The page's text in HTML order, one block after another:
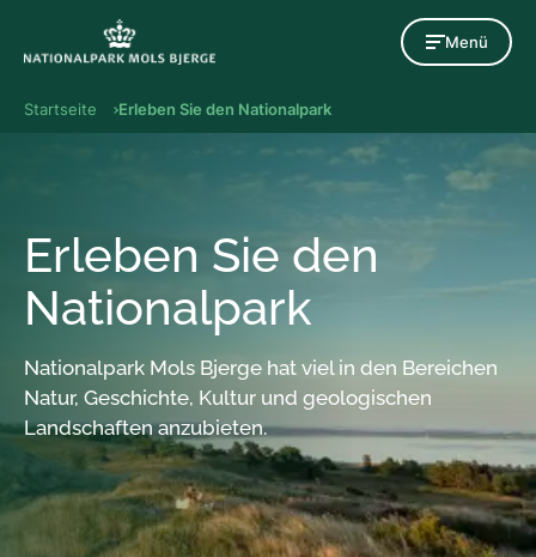
Menü
Startseite Erleben Sie den Nationalpark
Erleben Sie den
Nationalpark
Nationalpark Mols Bjerge hat viel in den Bereichen
Natur, Geschichte, Kultur und geologischen
Landschaften anzubieten.